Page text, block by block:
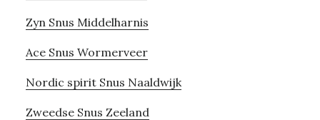
Zyn Snus Middelharnis
Ace Snus Wormerveer
Nordic spirit Snus Naaldwijk
Zweedse Snus Zeeland